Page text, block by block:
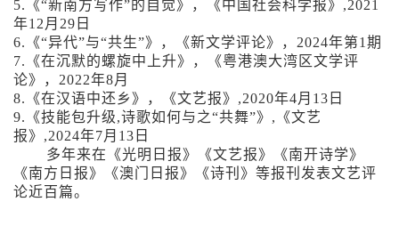
5.《“新南方写作”的自觉》，《中国社会科学报》,2021
年12月29日
6.《“异代”与“共生”》，《新文学评论》，2024年第1期
7.《在沉默的螺旋中上升》，《粤港澳大湾区文学评
论》，2022年8月
8.《在汉语中还乡》，《文艺报》,2020年4月13日
9.《技能包升级,诗歌如何与之“共舞”》,《文艺
报》,2024年7月13日
多年来在《光明日报》《文艺报》《南开诗学》
《南方日报》《澳门日报》《诗刊》等报刊发表文艺评
论近百篇。